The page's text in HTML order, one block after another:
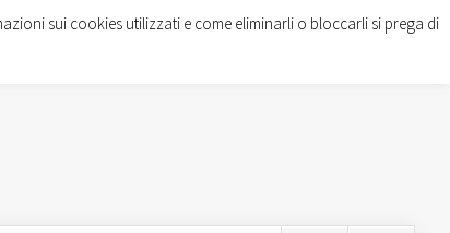
sui cookies utilizzati e come eliminarli o bloccarli si prega di